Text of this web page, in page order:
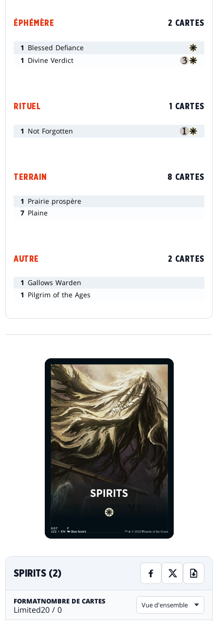
ÉPHÉMÈRE 2 CARTES
1 Blessed Defiance
1 Divine Verdict
RITUEL 1 CARTES
1 Not Forgotten
TERRAIN 8 CARTES
1 Prairie prospère
7 Plaine
AUTRE 2 CARTES
1 Gallows Warden
1 Pilgrim of the Ages
SPIRITS (2)
FORMAT
Limited
NOMBRE DE CARTES
20 / 0 Vue d'ensemble